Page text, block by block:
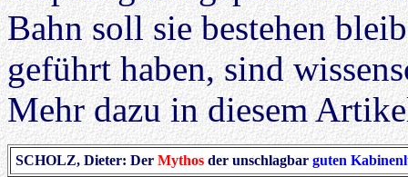
Bahn soll sie bestehen
geführt haben, sind
Mehr dazu in diesem
SCHOLZ, Dieter: Der Mythos der unschlagbar guten